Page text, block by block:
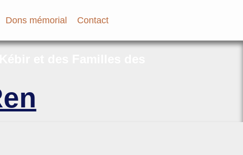
Dons mémorial Contact